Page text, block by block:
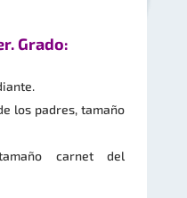
Grado:
los padres, tamaño
carnet del